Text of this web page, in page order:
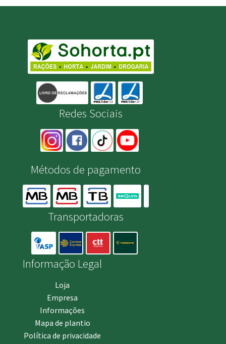
Redes Sociais
Métodos de pagamento
Transportadoras
Informação Legal
Loja
Empresa
Informações
Mapa de plantio
Política de privacidade